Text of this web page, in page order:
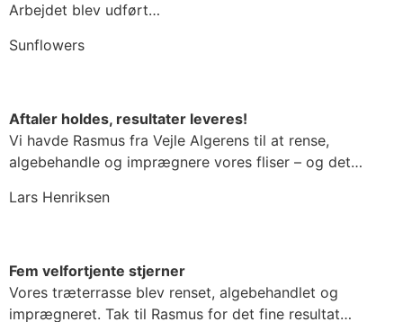
Arbejdet blev udført…
Sunflowers
Aftaler holdes, resultater leveres!
Vi havde Rasmus fra Vejle Algerens til at rense,
algebehandle og imprægnere vores fliser – og det…
Lars Henriksen
Fem velfortjente stjerner
Vores træterrasse blev renset, algebehandlet og
imprægneret. Tak til Rasmus for det fine resultat…